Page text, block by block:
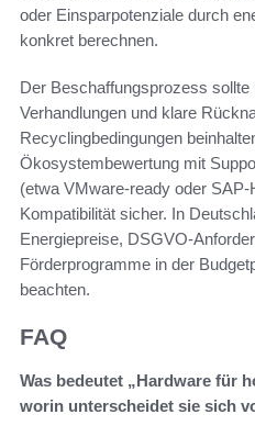
oder Einsparpotenziale durch
konkret berechnen.
Der Beschaffungsprozess sollte
Verhandlungen und klare
Recyclingbedingungen
Ökosystembewertung mit
(etwa VMware-ready oder
Kompatibilität sicher. In
Energiepreise, DSGVO-
Förderprogramme in der
beachten.
FAQ
Was bedeutet „Hardware für
worin unterscheidet sie sich